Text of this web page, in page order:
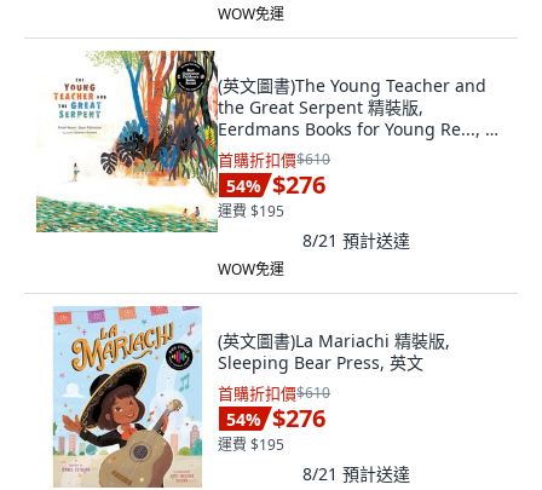
WOW免運
(英文圖書)The Young Teacher and
the Great Serpent 精裝版,
Eerdmans Books for Young Re..., 英
文
首購折扣價$610
54% $276
運費 $195
8/21 預計送達
WOW免運
(英文圖書)La Mariachi 精裝版,
Sleeping Bear Press, 英文
首購折扣價$610
54% $276
運費 $195
8/21 預計送達